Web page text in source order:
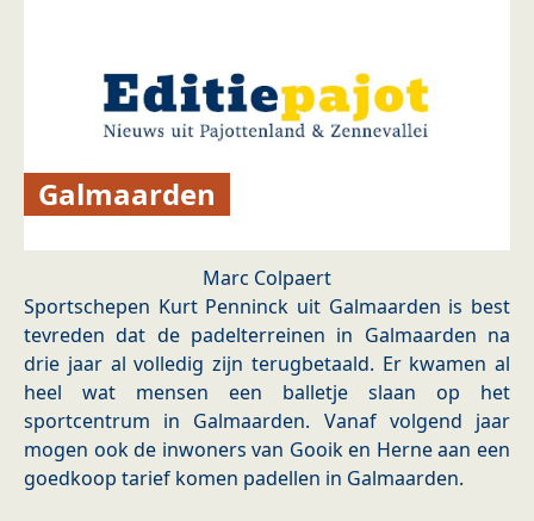
Galmaarden
Marc Colpaert
Sportschepen Kurt Penninck uit Galmaarden is best
tevreden dat de padelterreinen in Galmaarden na
drie jaar al volledig zijn terugbetaald. Er kwamen al
heel wat mensen een balletje slaan op het
sportcentrum in Galmaarden. Vanaf volgend jaar
mogen ook de inwoners van Gooik en Herne aan een
goedkoop tarief komen padellen in Galmaarden.